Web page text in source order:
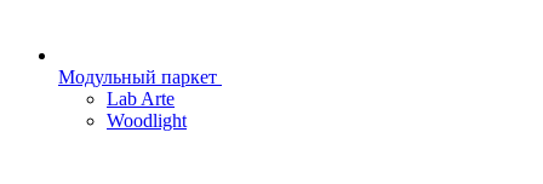
Модульный паркет
Lab Arte
Woodlight